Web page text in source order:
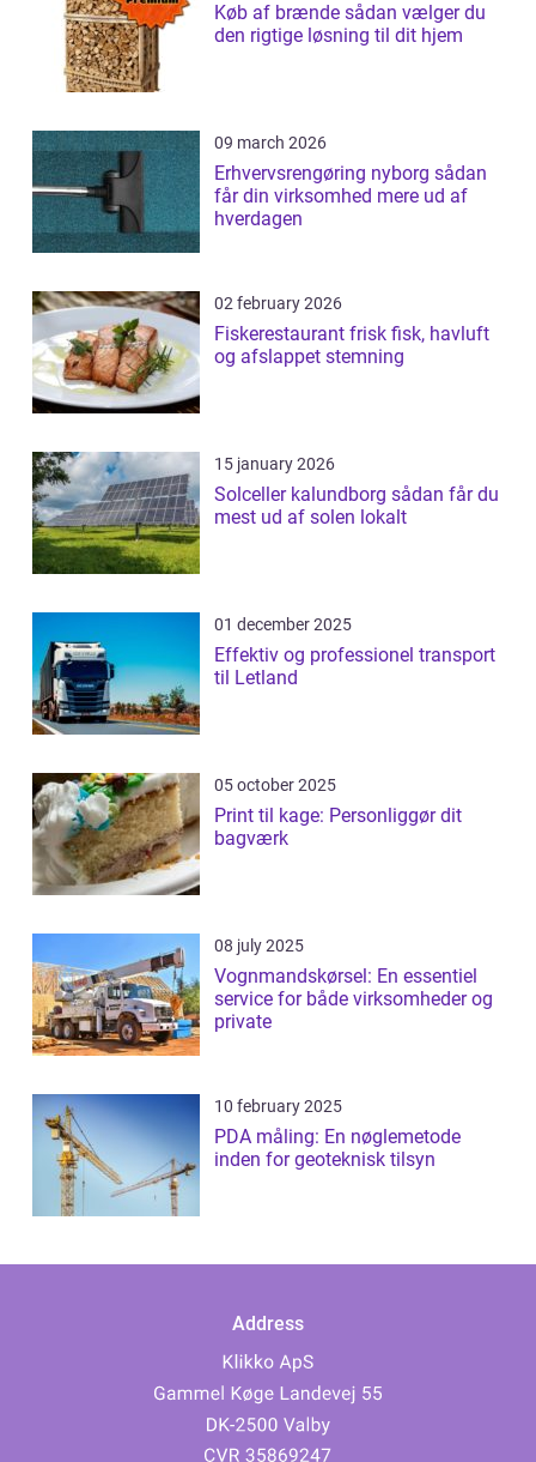
Køb af brænde sådan vælger du
den rigtige løsning til dit hjem
09 march 2026
Erhvervsrengøring nyborg sådan
får din virksomhed mere ud af
hverdagen
02 february 2026
Fiskerestaurant frisk fisk, havluft
og afslappet stemning
15 january 2026
Solceller kalundborg sådan får du
mest ud af solen lokalt
01 december 2025
Effektiv og professionel transport
til Letland
05 october 2025
Print til kage: Personliggør dit
bagværk
08 july 2025
Vognmandskørsel: En essentiel
service for både virksomheder og
private
10 february 2025
PDA måling: En nøglemetode
inden for geoteknisk tilsyn
Address